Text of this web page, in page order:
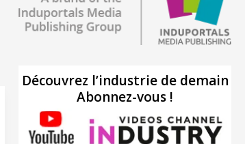
Découvrez l’industrie de demain
Abonnez-vous !